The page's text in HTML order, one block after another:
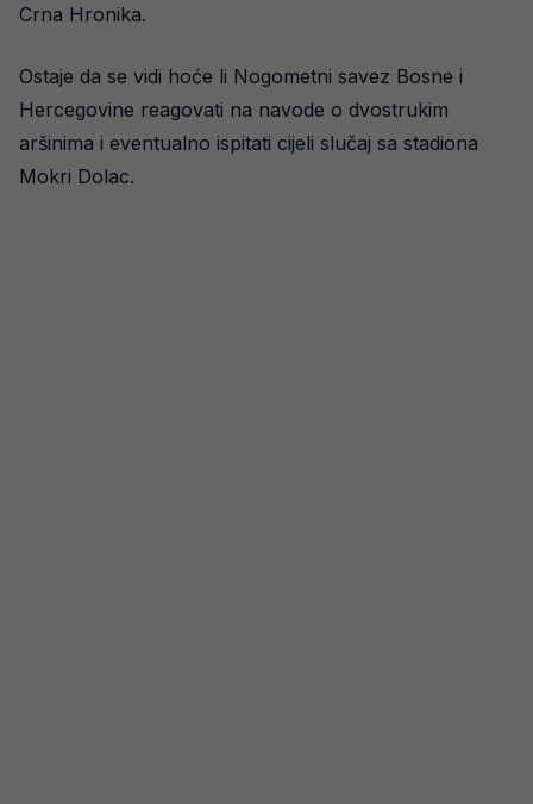
Crna Hronika.
Ostaje da se vidi hoće li Nogometni savez Bosne i
Hercegovine reagovati na navode o dvostrukim
aršinima i eventualno ispitati cijeli slučaj sa stadiona
Mokri Dolac.